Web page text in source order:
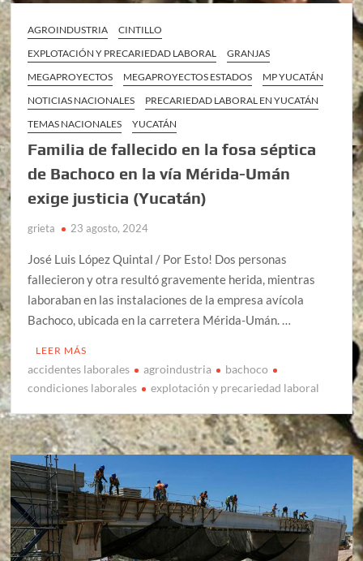
AGROINDUSTRIA
CINTILLO
EXPLOTACIÓN Y PRECARIEDAD LABORAL
GRANJAS
MEGAPROYECTOS
MEGAPROYECTOS ESTADOS
MP YUCATÁN
NOTICIAS NACIONALES
PRECARIEDAD LABORAL EN YUCATÁN
TEMAS NACIONALES
YUCATÁN
Familia de fallecido en la fosa séptica
de Bachoco en la vía Mérida-Umán
exige justicia (Yucatán)
grieta 23 agosto, 2024
José Luis López Quintal / Por Esto! Dos personas
fallecieron y otra resultó gravemente herida, mientras
laboraban en las instalaciones de la empresa avícola
Bachoco, ubicada en la carretera Mérida-Umán. …
LEER MÁS
accidentes laborales agroindustria
bachoco
condiciones laborales
explotación y precariedad laboral